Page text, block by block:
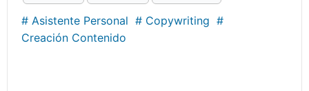
# Asistente Personal # Copywriting #
Creación Contenido